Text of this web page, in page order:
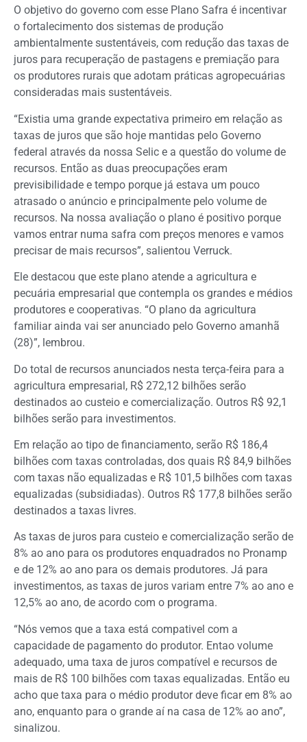
O objetivo do governo com esse Plano Safra é incentivar
o fortalecimento dos sistemas de produção
ambientalmente sustentáveis, com redução das taxas de
juros para recuperação de pastagens e premiação para
os produtores rurais que adotam práticas agropecuárias
consideradas mais sustentáveis.
“Existia uma grande expectativa primeiro em relação as
taxas de juros que são hoje mantidas pelo Governo
federal através da nossa Selic e a questão do volume de
recursos. Então as duas preocupações eram
previsibilidade e tempo porque já estava um pouco
atrasado o anúncio e principalmente pelo volume de
recursos. Na nossa avaliação o plano é positivo porque
vamos entrar numa safra com preços menores e vamos
precisar de mais recursos”, salientou Verruck.
Ele destacou que este plano atende a agricultura e
pecuária empresarial que contempla os grandes e médios
produtores e cooperativas. “O plano da agricultura
familiar ainda vai ser anunciado pelo Governo amanhã
(28)”, lembrou.
Do total de recursos anunciados nesta terça-feira para a
agricultura empresarial, R$ 272,12 bilhões serão
destinados ao custeio e comercialização. Outros R$ 92,1
bilhões serão para investimentos.
Em relação ao tipo de financiamento, serão R$ 186,4
bilhões com taxas controladas, dos quais R$ 84,9 bilhões
com taxas não equalizadas e R$ 101,5 bilhões com taxas
equalizadas (subsidiadas). Outros R$ 177,8 bilhões serão
destinados a taxas livres.
As taxas de juros para custeio e comercialização serão de
8% ao ano para os produtores enquadrados no Pronamp
e de 12% ao ano para os demais produtores. Já para
investimentos, as taxas de juros variam entre 7% ao ano e
12,5% ao ano, de acordo com o programa.
“Nós vemos que a taxa está compativel com a
capacidade de pagamento do produtor. Entao volume
adequado, uma taxa de juros compatível e recursos de
mais de R$ 100 bilhões com taxas equalizadas. Então eu
acho que taxa para o médio produtor deve ficar em 8% ao
ano, enquanto para o grande aí na casa de 12% ao ano”,
sinalizou.